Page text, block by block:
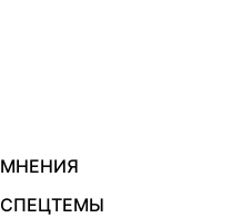
МНЕНИЯ
СПЕЦТЕМЫ